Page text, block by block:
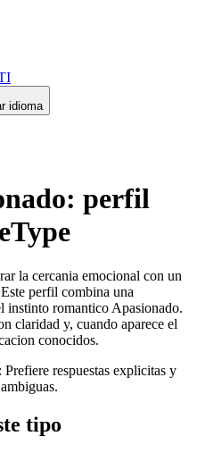
idioma
perfil
la cercania emocional con un
perfil combina una
instinto romantico Apasionado.
claridad y, cuando aparece el
conocidos.
respuestas explicitas y
tipo